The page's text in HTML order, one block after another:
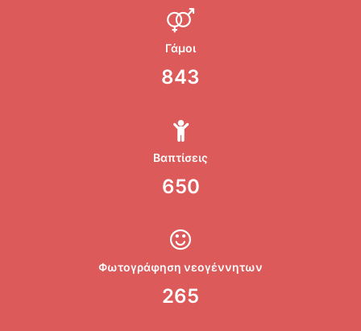
Γάμοι
843
Βαπτίσεις
650
Φωτογράφηση νεογέννητων
265